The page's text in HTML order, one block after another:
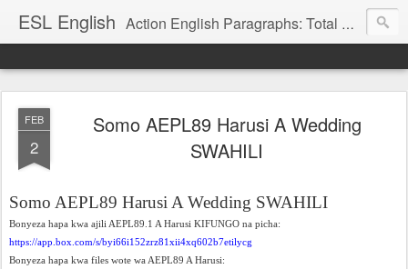
ESL English Action English Paragraphs: Total Physical Response (TPR) Paragraphs for the High School and Adult Language Student
FEB
2
Somo AEPL89 Harusi A Wedding
SWAHILI
Somo AEPL89 Harusi A Wedding SWAHILI
Bonyeza hapa kwa ajili AEPL89.1 A Harusi KIFUNGO na picha:
https://app.box.com/s/byi66i152zrz81xii4xq602b7etilycg
Bonyeza hapa kwa files wote wa AEPL89 A Harusi: